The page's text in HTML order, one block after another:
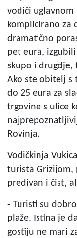
vodiči uglavnom
komplicirano za
dramatično
pet eura,
skupo i drugdje,
Ako ste obitelj s
do 25 eura za
trgovine s ulice
Rovinja.
Vodičkinja
turista Grizijom,
predivan i čist,
- Turisti su
plaže. Istina je
gostiju ne mari